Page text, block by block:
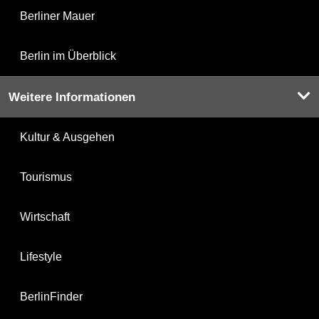
Berliner Mauer
Berlin im Überblick
Weitere Informationen
Kultur & Ausgehen
Tourismus
Wirtschaft
Lifestyle
BerlinFinder